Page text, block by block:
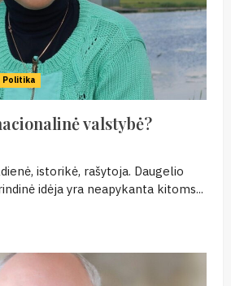
Politika
valstybė?
istorikė, rašytoja. Daugelio
idėja yra neapykanta kitoms...